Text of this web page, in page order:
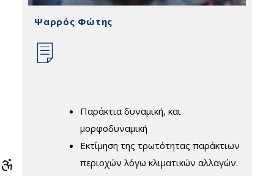
Ψαρρός Φώτης
Παράκτια δυναµική, και
µορφοδυναµική
Εκτίµηση της τρωτότητας παράκτιων
περιοχών λόγω κλιµατικών αλλαγών.